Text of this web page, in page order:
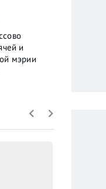
и
мэрии